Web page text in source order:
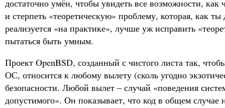
достаточно умён, чтобы увидеть все возможности, как
и стерпеть «теоретическую» проблему, которая, как
реализуется «на практике», лучше уж исправить
пытаться быть умным.
Проект OpenBSD, созданный с чистого листа так,
ОС, относится к любому вылету (сколь угодно
безопасности. Любой вылет – случай «поведения
допустимого». Он показывает, что код в общем случае